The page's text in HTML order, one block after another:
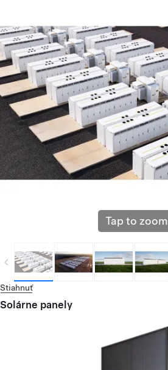
Tap to zoom
Stiahnuť
Solárne panely